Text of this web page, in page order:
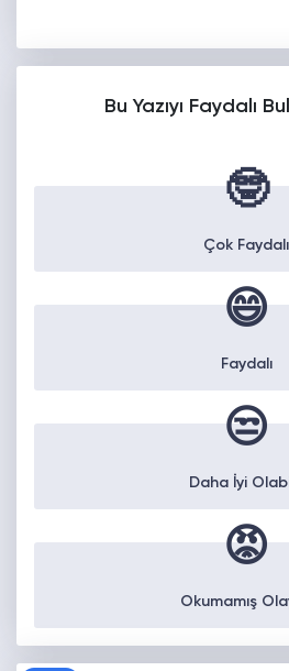
Bu Yazıyı Faydalı
🤓
Çok Faydalı
😄
Faydalı
😒
Daha İyi
😡
Okumamış